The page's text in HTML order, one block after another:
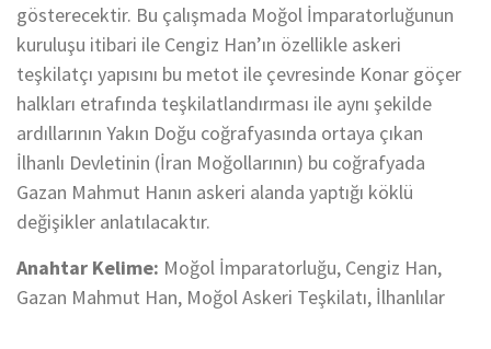
gösterecektir. Bu çalışmada Moğol İmparatorluğunun
kuruluşu itibari ile Cengiz Han’ın özellikle askeri
teşkilatçı yapısını bu metot ile çevresinde Konar göçer
halkları etrafında teşkilatlandırması ile aynı şekilde
ardıllarının Yakın Doğu coğrafyasında ortaya çıkan
İlhanlı Devletinin (İran Moğollarının) bu coğrafyada
Gazan Mahmut Hanın askeri alanda yaptığı köklü
değişikler anlatılacaktır.
Anahtar Kelime: Moğol İmparatorluğu, Cengiz Han,
Gazan Mahmut Han, Moğol Askeri Teşkilatı, İlhanlılar